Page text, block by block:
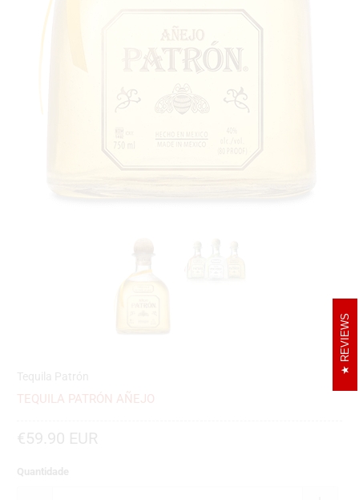
Tequila Patrón
TEQUILA PATRÓN AÑEJO
€59.90 EUR
Quantidade
REVIEWS